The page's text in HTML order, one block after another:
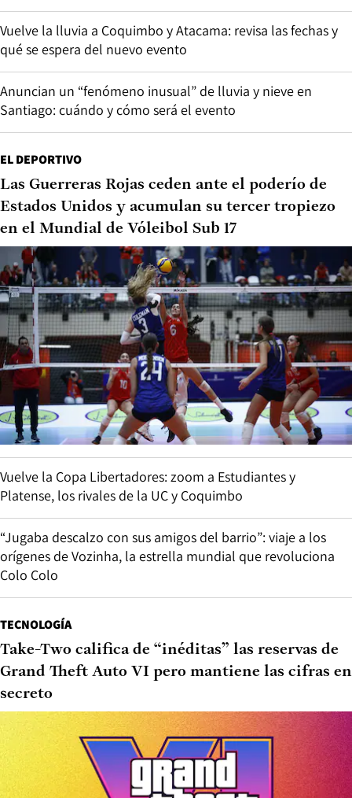
Vuelve la lluvia a Coquimbo y Atacama: revisa las fechas y
qué se espera del nuevo evento
Anuncian un “fenómeno inusual” de lluvia y nieve en
Santiago: cuándo y cómo será el evento
EL DEPORTIVO
Las Guerreras Rojas ceden ante el poderío de
Estados Unidos y acumulan su tercer tropiezo
en el Mundial de Vóleibol Sub 17
Vuelve la Copa Libertadores: zoom a Estudiantes y
Platense, los rivales de la UC y Coquimbo
“Jugaba descalzo con sus amigos del barrio”: viaje a los
orígenes de Vozinha, la estrella mundial que revoluciona
Colo Colo
TECNOLOGÍA
Take-Two califica de “inéditas” las reservas de
Grand Theft Auto VI pero mantiene las cifras en
secreto